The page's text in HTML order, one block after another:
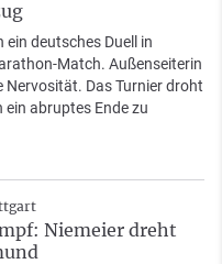
ein deutsches Duell in
Match. Außenseiterin
Nervosität. Das Turnier droht
ein abruptes Ende zu
Niemeier dreht